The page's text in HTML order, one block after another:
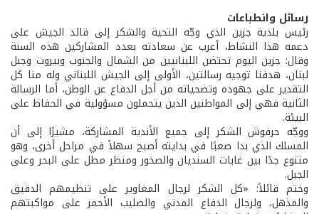
رسائل وانطباعات
رئيس بلدية جزين الذي وجّه التحية والشكر إلى قائد الجيش على
دعمه هذا النشاط، أعرب عن سعادته بعدد المشاركين هذه السنة
وقال: جزين اليوم تحتضن اللبنانيين من الشمال والجنوب وبيروت وجبل
لبنان، هدفنا توجيه رسالتين، الأولى إلى الجيش اللبناني وله منا كل
التقدير على جهوده وتضحياته من أجل الدفاع عن الوطن، أما الرسالة
الثانية فهي إلى المواطنين الذين يتحملون مسؤولية في الحفاظ على
البيئة.
ووجّه حرفوش الشكر إلى جميع الأندية المشاركة، مشيرًا إلى أن
المسلك الذي بدا صعبًا في بدايته أصبح سهلاً في مراحل أخرى، وهو
متنوع جدًا بين غابات السنديان والصخور ومنظر مطل على البحر وعلى
الجبل.
وختم قائلاً: «كل الشكر لرجال المغاوير على تنظيمهم الدقيق
والمذهل، ولرجال الدفاع المدني والصليب الأحمر على مواكبتهم